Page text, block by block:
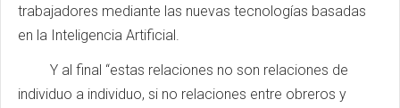
trabajadores mediante las nuevas tecnologías basadas
en la Inteligencia Artificial.
Y al final “estas relaciones no son relaciones de
individuo a individuo, si no relaciones entre obreros y